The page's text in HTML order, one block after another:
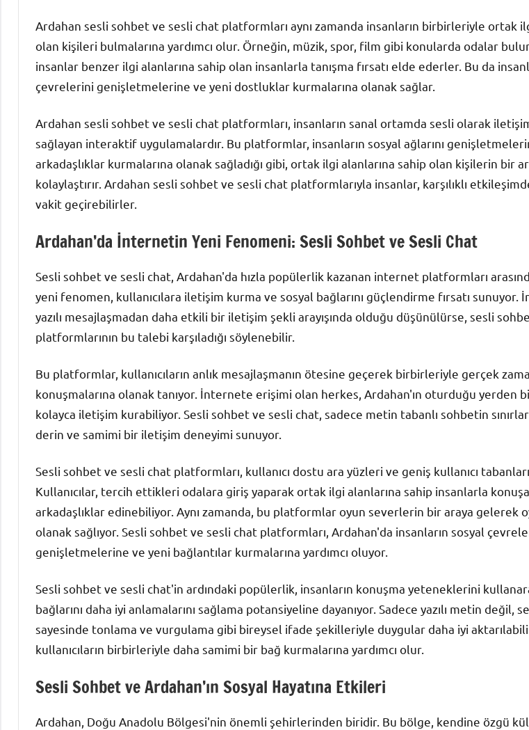
Ardahan sesli sohbet ve sesli chat platformları aynı zamanda insanların birbirleriyle ortak
olan kişileri bulmalarına yardımcı olur. Örneğin, müzik, spor, film gibi konularda odalar
insanlar benzer ilgi alanlarına sahip olan insanlarla tanışma fırsatı elde ederler. Bu da
çevrelerini genişletmelerine ve yeni dostluklar kurmalarına olanak sağlar.
Ardahan sesli sohbet ve sesli chat platformları, insanların sanal ortamda sesli olarak
sağlayan interaktif uygulamalardır. Bu platformlar, insanların sosyal ağlarını
arkadaşlıklar kurmalarına olanak sağladığı gibi, ortak ilgi alanlarına sahip olan kişilerin bir
kolaylaştırır. Ardahan sesli sohbet ve sesli chat platformlarıyla insanlar, karşılıklı
vakit geçirebilirler.
Ardahan’da İnternetin Yeni Fenomeni: Sesli Sohbet ve Sesli Chat
Sesli sohbet ve sesli chat, Ardahan'da hızla popülerlik kazanan internet platformları
yeni fenomen, kullanıcılara iletişim kurma ve sosyal bağlarını güçlendirme fırsatı sunuyor.
yazılı mesajlaşmadan daha etkili bir iletişim şekli arayışında olduğu düşünülürse, sesli
platformlarının bu talebi karşıladığı söylenebilir.
Bu platformlar, kullanıcıların anlık mesajlaşmanın ötesine geçerek birbirleriyle gerçek
konuşmalarına olanak tanıyor. İnternete erişimi olan herkes, Ardahan'ın oturduğu yerden
kolayca iletişim kurabiliyor. Sesli sohbet ve sesli chat, sadece metin tabanlı sohbetin
derin ve samimi bir iletişim deneyimi sunuyor.
Sesli sohbet ve sesli chat platformları, kullanıcı dostu ara yüzleri ve geniş kullanıcı
Kullanıcılar, tercih ettikleri odalara giriş yaparak ortak ilgi alanlarına sahip insanlarla
arkadaşlıklar edinebiliyor. Aynı zamanda, bu platformlar oyun severlerin bir araya gelerek
olanak sağlıyor. Sesli sohbet ve sesli chat platformları, Ardahan'da insanların sosyal
genişletmelerine ve yeni bağlantılar kurmalarına yardımcı oluyor.
Sesli sohbet ve sesli chat'in ardındaki popülerlik, insanların konuşma yeteneklerini
bağlarını daha iyi anlamalarını sağlama potansiyeline dayanıyor. Sadece yazılı metin değil,
sayesinde tonlama ve vurgulama gibi bireysel ifade şekilleriyle duygular daha iyi
kullanıcıların birbirleriyle daha samimi bir bağ kurmalarına yardımcı olur.
Sesli Sohbet ve Ardahan’ın Sosyal Hayatına Etkileri
Ardahan, Doğu Anadolu Bölgesi'nin önemli şehirlerinden biridir. Bu bölge, kendine özgü